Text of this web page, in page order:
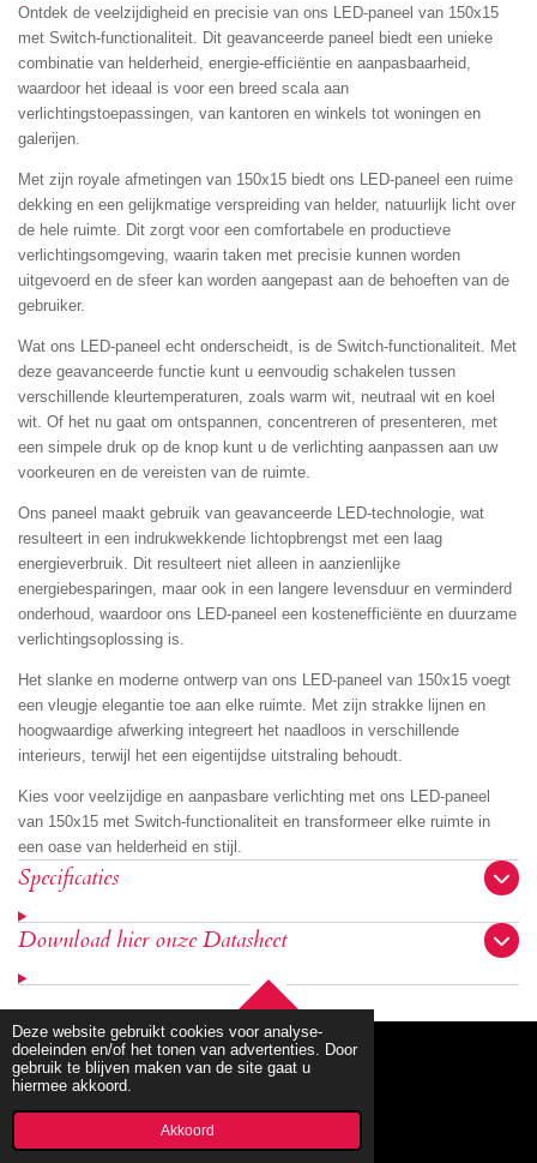
Deze website gebruikt cookies voor analyse-
doeleinden en/of het tonen van advertenties. Door
gebruik te blijven maken van de site gaat u
hiermee akkoord.
Akkoord
Ontdek de veelzijdigheid en precisie van ons LED-paneel van 150x15
met Switch-functionaliteit. Dit geavanceerde paneel biedt een unieke
combinatie van helderheid, energie-efficiëntie en aanpasbaarheid,
waardoor het ideaal is voor een breed scala aan
verlichtingstoepassingen, van kantoren en winkels tot woningen en
galerijen.
Met zijn royale afmetingen van 150x15 biedt ons LED-paneel een ruime
dekking en een gelijkmatige verspreiding van helder, natuurlijk licht over
de hele ruimte. Dit zorgt voor een comfortabele en productieve
verlichtingsomgeving, waarin taken met precisie kunnen worden
uitgevoerd en de sfeer kan worden aangepast aan de behoeften van de
gebruiker.
Wat ons LED-paneel echt onderscheidt, is de Switch-functionaliteit. Met
deze geavanceerde functie kunt u eenvoudig schakelen tussen
verschillende kleurtemperaturen, zoals warm wit, neutraal wit en koel
wit. Of het nu gaat om ontspannen, concentreren of presenteren, met
een simpele druk op de knop kunt u de verlichting aanpassen aan uw
voorkeuren en de vereisten van de ruimte.
Ons paneel maakt gebruik van geavanceerde LED-technologie, wat
resulteert in een indrukwekkende lichtopbrengst met een laag
energieverbruik. Dit resulteert niet alleen in aanzienlijke
energiebesparingen, maar ook in een langere levensduur en verminderd
onderhoud, waardoor ons LED-paneel een kostenefficiënte en duurzame
verlichtingsoplossing is.
Het slanke en moderne ontwerp van ons LED-paneel van 150x15 voegt
een vleugje elegantie toe aan elke ruimte. Met zijn strakke lijnen en
hoogwaardige afwerking integreert het naadloos in verschillende
interieurs, terwijl het een eigentijdse uitstraling behoudt.
Kies voor veelzijdige en aanpasbare verlichting met ons LED-paneel
van 150x15 met Switch-functionaliteit en transformeer elke ruimte in
een oase van helderheid en stijl.
Specificaties
Download hier onze Datasheet
© 2020 - 2026 mbllighting